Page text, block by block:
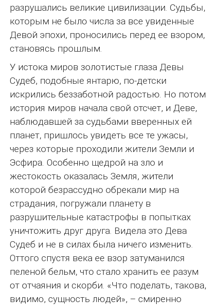
разрушались великие цивилизации. Судьбы,
которым не было числа за все увиденные
Девой эпохи, проносились перед ее взором,
становясь прошлым.
У истока миров золотистые глаза Девы
Судеб, подобные янтарю, по-детски
искрились беззаботной радостью. Но потом
история миров начала свой отсчет, и Деве,
наблюдавшей за судьбами вверенных ей
планет, пришлось увидеть все те ужасы,
через которые проходили жители Земли и
Эсфира. Особенно щедрой на зло и
жестокость оказалась Земля, жители
которой безрассудно обрекали мир на
страдания, погружали планету в
разрушительные катастрофы в попытках
уничтожить друг друга. Видела это Дева
Судеб и не в силах была ничего изменить.
Оттого спустя века ее взор затуманился
пеленой бельм, что стало хранить ее разум
от отчаяния и скорби. «Что поделать, такова,
видимо, сущность людей», – смиренно